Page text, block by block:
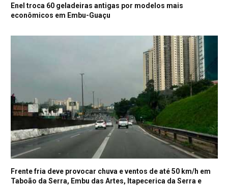
Enel troca 60 geladeiras antigas por modelos mais
econômicos em Embu-Guaçu
Frente fria deve provocar chuva e ventos de até 50 km/h em
Taboão da Serra, Embu das Artes, Itapecerica da Serra e